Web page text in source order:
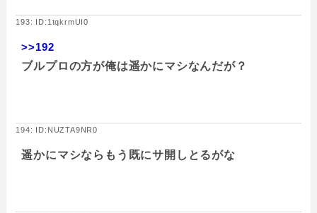
193: ID:1tqkrmUI0
>>192
ブルプロの方が俺は遥かにマシなんだが？
194: ID:NUZTA9NR0
遥かにマシならもう既にサ開しとるがな